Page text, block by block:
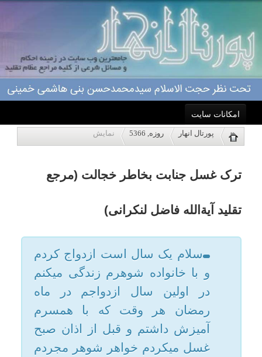
امکانات سایت
خانه
درباره ما
اعمال
کاربر میهمان
پورتال انهار روزه, 5366 نمایش
تقلید آیةالله فاضل لنکرانی)
سلام یک سال است ازدواج کردم
و با خانواده شوهرم زندگی میکنم
رمضان هر وقت که با همسرم
آمیزش داشتم و قبل از اذان صبح
امسال دوباره نمی توانم آن حرفا
را بشنوم واقعاً شرمم میاد ،خجالت
میکشم میشه برای ماه رمضان
امسال قبل از اذان صبح تیمم بدل
ازغسل کنم و صبح یا ظهر غسل
جنابت را بجا بیاورم؟خواهش میکنم
مرا راهنمایی کنید. ممنونم
مرجع تقلید: حضرت آیت الله